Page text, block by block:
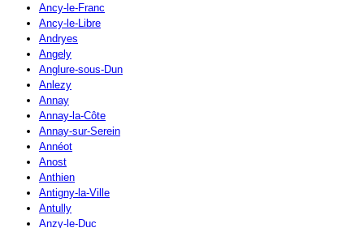
Ancy-le-Franc
Ancy-le-Libre
Andryes
Angely
Anglure-sous-Dun
Anlezy
Annay
Annay-la-Côte
Annay-sur-Serein
Annéot
Anost
Anthien
Antigny-la-Ville
Antully
Anzy-le-Duc